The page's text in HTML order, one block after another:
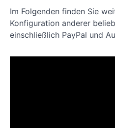
Lektion 3:
Wie man eine
Mitgliedschaft
Im Folgenden finden Sie
Konfiguration anderer
einschließlich PayPal und